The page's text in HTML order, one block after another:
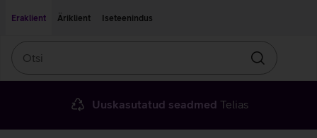
Eraklient
Äriklient Iseteenindus
Otsin
Uuskasutatud seadmed Telias